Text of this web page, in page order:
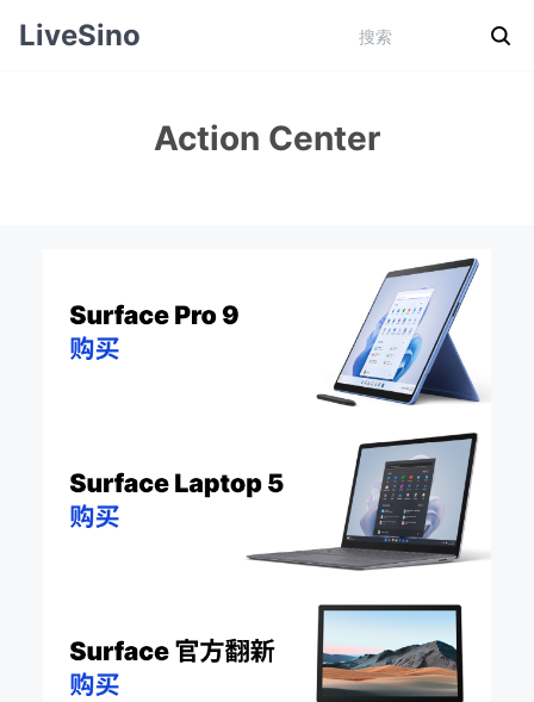
LiveSino
Action Center